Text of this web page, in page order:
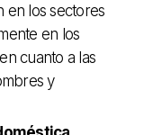
en los sectores
en los
cuanto a las
y